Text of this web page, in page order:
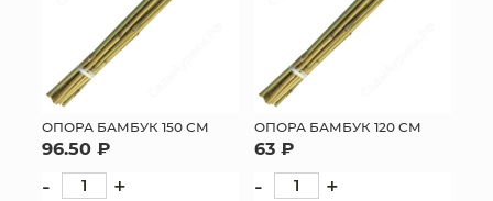
ПРЕДМЕТЫ ИНТЕРЬЕРА
ВАЗЫ
МЯГКИЕ ИГРУШКИ
КОРЗИНЫ
ОПОРА БАМБУК 150 СМ
96.50 ₽
- +
ОПОРА БАМБУК 120 СМ
63 ₽
- +